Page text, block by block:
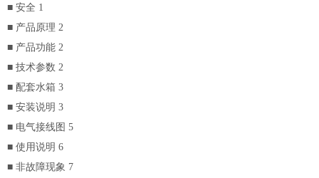
■ 安全 1
■ 产品原理 2
■ 产品功能 2
■ 技术参数 2
■ 配套水箱 3
■ 安装说明 3
■ 电气接线图 5
■ 使用说明 6
■ 非故障现象 7